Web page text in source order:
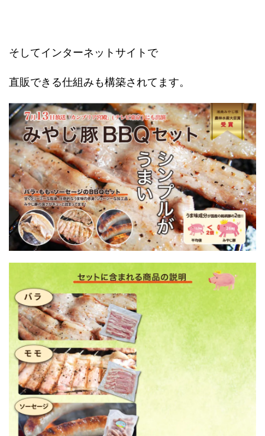
そしてインターネットサイトで
直販できる仕組みも構築されてます。